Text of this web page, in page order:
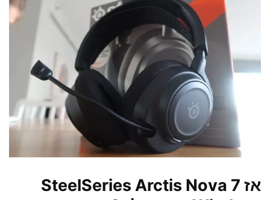
אז SteelSeries Arctis Nova 7